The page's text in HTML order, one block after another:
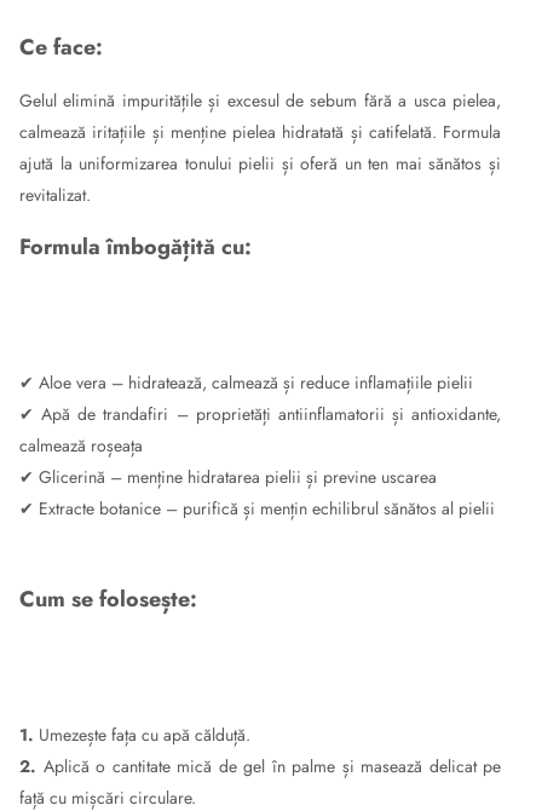
Ce face:
Gelul elimină impuritățile și excesul de sebum fără a usca pielea,
calmează iritațiile și menține pielea hidratată și catifelată. Formula
ajută la uniformizarea tonului pielii și oferă un ten mai sănătos și
revitalizat.
Formula îmbogățită cu:
✔ Aloe vera – hidratează, calmează și reduce inflamațiile pielii
✔ Apă de trandafiri – proprietăți antiinflamatorii și antioxidante,
calmează roșeața
✔ Glicerină – menține hidratarea pielii și previne uscarea
✔ Extracte botanice – purifică și mențin echilibrul sănătos al pielii
Cum se folosește:
1. Umezește fața cu apă călduță.
2. Aplică o cantitate mică de gel în palme și masează delicat pe
față cu mișcări circulare.